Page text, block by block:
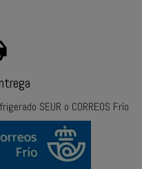
SEUR o CORREOS Frío